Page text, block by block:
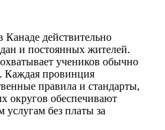
Канаде действительно
и постоянных жителей.
учеников обычно
Каждая провинция
правила и стандарты,
округов обеспечивают
услугам без платы за